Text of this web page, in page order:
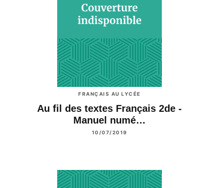
FRANÇAIS AU LYCÉE
Au fil des textes Français 2de -
Manuel numé…
10/07/2019